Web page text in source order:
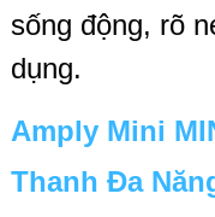
sống động, rõ
dụng.
Amply Mini
Thanh Đa